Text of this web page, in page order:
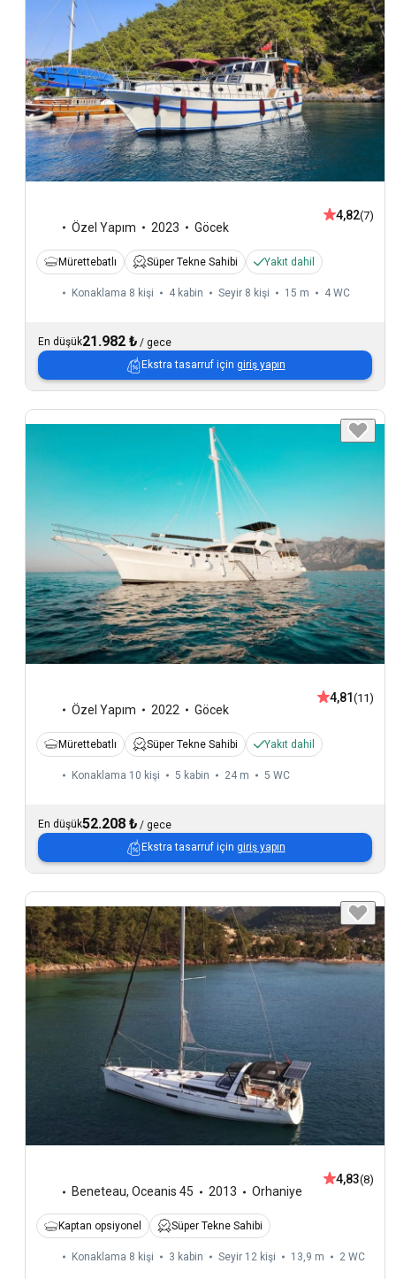
Özel Yapım 2023 Göcek
4,82(7)
Mürettebatlı Süper Tekne Sahibi Yakıt dahil
Konaklama 8 kişi 4 kabin Seyir 8 kişi 15 m 4 WC
En düşük21.982 ₺ / gece
Ekstra tasarruf için giriş yapın
Özel Yapım 2022 Göcek
4,81(11)
Mürettebatlı Süper Tekne Sahibi Yakıt dahil
Konaklama 10 kişi 5 kabin 24 m 5 WC
En düşük52.208 ₺ / gece
Ekstra tasarruf için giriş yapın
Beneteau, Oceanis 45 2013 Orhaniye
4,83(8)
Kaptan opsiyonel Süper Tekne Sahibi
Konaklama 8 kişi 3 kabin Seyir 12 kişi 13,9 m 2 WC